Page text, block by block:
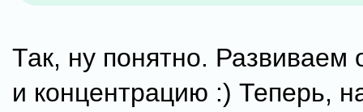
Так, ну понятно. Развиваем
и концентрацию :) Теперь,